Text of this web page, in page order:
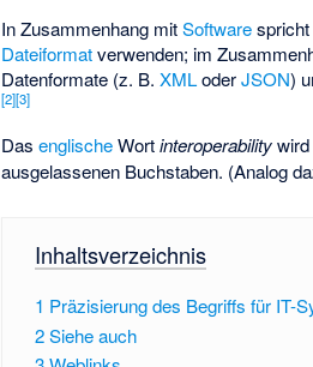
In Zusammenhang mitSoftware
Dateiformatverwenden; im
Datenformate (z. B.XMLoderJSON)
[2][3]
DasenglischeWortinteroperability
ausgelassenen Buchstaben. (Analog
Inhaltsverzeichnis
1 Präzisierung des Begriffs für IT-
2Siehe auch